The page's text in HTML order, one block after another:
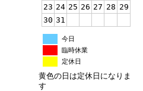
23 24 25 26 27 28 29
30 31
今日
臨時休業
定休日
黄色の日は定休日になりま
す